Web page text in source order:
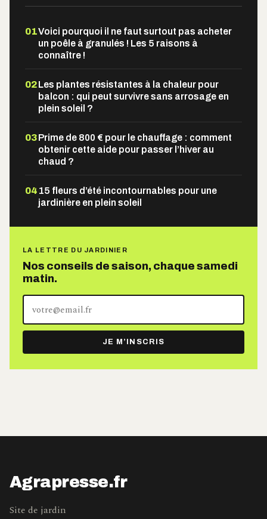
01Voici pourquoi il ne faut surtout pas acheter
un poêle à granulés ! Les 5 raisons à
connaître !
02 Les plantes résistantes à la chaleur pour
balcon : qui peut survivre sans arrosage en
plein soleil ?
03 Prime de 800 € pour le chauffage : comment
obtenir cette aide pour passer l’hiver au
chaud ?
04 15 fleurs d’été incontournables pour une
jardinière en plein soleil
LA LETTRE DU JARDINIER
Nos conseils de saison, chaque samedi
matin.
adresse
e-
mail
JE M’INSCRIS
Agrapresse.fr
Site de jardin